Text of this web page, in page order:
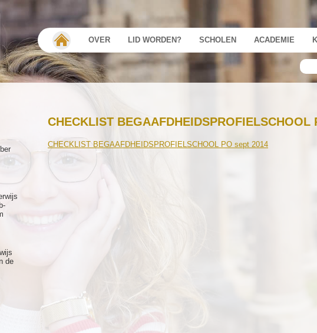
OVER LID WORDEN? SCHOLEN ACADEMIE
de
CHECKLIST BEGAAFDHEIDSPROFIELSCHOOL
CHECKLIST BEGAAFDHEIDSPROFIELSCHOOL PO sept 2014